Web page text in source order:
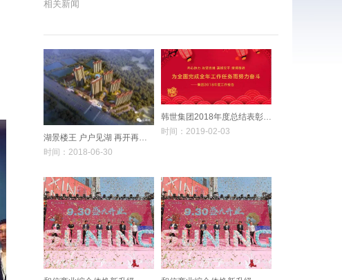
相关新闻
湖景楼王 户户见湖 再开再罄 沸燃彭城
时间：2018-06-30
时间：2019-02-03